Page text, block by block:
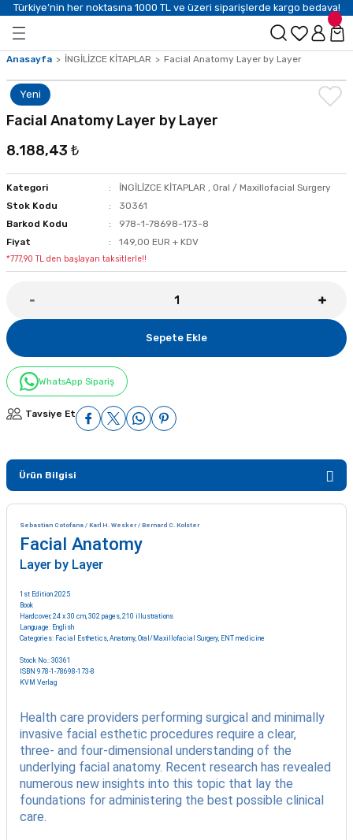
Türkiye’nin her noktasına 1000 TL ve üzeri siparişlerde kargo bedava!
Anasayfa İNGİLİZCE KİTAPLAR Facial Anatomy Layer by Layer
Yeni
Facial Anatomy Layer by Layer
8.188,43 ₺
Kategori İNGİLİZCE KİTAPLAR , Oral / Maxillofacial Surgery
Stok Kodu
30361
Barkod Kodu
978-1-78698-173-8
Fiyat
149,00 EUR + KDV
*777,90 TL den başlayan taksitlerle!!
Sepete Ekle
WhatsApp Sipariş
Tavsiye Et
Ürün Bilgisi
Sebastian Cotofana / Karl H. Wesker / Bernard C. Kolster
Facial Anatomy
Layer by Layer
1st Edition 2025
Book
Hardcover; 24 x 30 cm, 302 pages, 210 illustrations
Language: English
Categories: Facial Esthetics, Anatomy, Oral/Maxillofacial Surgery, ENT medicine
Stock No.: 30361
ISBN 978-1-78698-173-8
KVM Verlag
Health care providers performing surgical and minimally
invasive facial esthetic procedures require a clear,
three- and four-dimensional understanding of the
underlying facial anatomy. Recent research has revealed
numerous new insights into this topic that lay the
foundations for administering the best possible clinical
care.